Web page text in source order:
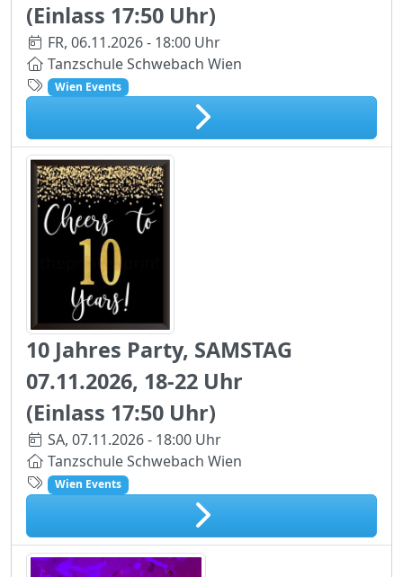
(Einlass 17:50 Uhr)
FR, 06.11.2026 - 18:00 Uhr
Tanzschule Schwebach Wien
Wien Events
10 Jahres Party, SAMSTAG
07.11.2026, 18-22 Uhr
(Einlass 17:50 Uhr)
SA, 07.11.2026 - 18:00 Uhr
Tanzschule Schwebach Wien
Wien Events